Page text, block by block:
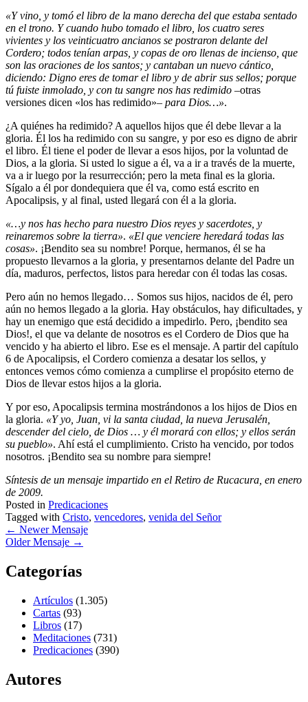
«Y vino, y tomó el libro de la mano derecha del que estaba sentado
en el trono. Y cuando hubo tomado el libro, los cuatro seres
vivientes y los veinticuatro ancianos se postraron delante del
Cordero; todos tenían arpas, y copas de oro llenas de incienso, que
son las oraciones de los santos; y cantaban un nuevo cántico,
diciendo: Digno eres de tomar el libro y de abrir sus sellos; porque
tú fuiste inmolado, y con tu sangre nos has redimido –otras
versiones dicen «los has redimido»– para Dios…».
¿A quiénes ha redimido? A aquellos hijos que él debe llevar a la
gloria. Él los ha redimido con su sangre, y por eso es digno de abrir
el libro. Él tiene el poder de llevar a esos hijos, por la voluntad de
Dios, a la gloria. Si usted lo sigue a él, va a ir a través de la muerte,
va a ir luego por la resurrección; pero la meta final es la gloria.
Sígalo a él por dondequiera que él va, como está escrito en
Apocalipsis, y al final, usted llegará con él a la gloria.
«…y nos has hecho para nuestro Dios reyes y sacerdotes, y
reinaremos sobre la tierra». «El que venciere heredará todas las
cosas». ¡Bendito sea su nombre! Porque, hermanos, él se ha
propuesto llevarnos a la gloria, y presentarnos delante del Padre un
día, maduros, perfectos, listos para heredar con él todas las cosas.
Pero aún no hemos llegado… Somos sus hijos, nacidos de él, pero
aún no hemos llegado a la gloria. Hay obstáculos, hay dificultades, y
hay un enemigo que está decidido a impedirlo. Pero, ¡bendito sea
Dios!, el que va delante de nosotros es el Cordero de Dios que ha
vencido y ha abierto el libro. Ese es el mensaje. A partir del capítulo
6 de Apocalipsis, el Cordero comienza a desatar los sellos, y
entonces vemos cómo comienza a cumplirse el propósito eterno de
Dios de llevar estos hijos a la gloria.
Y por eso, Apocalipsis termina mostrándonos a los hijos de Dios en
la gloria. «Y yo, Juan, vi la santa ciudad, la nueva Jerusalén,
descender del cielo, de Dios … y él morará con ellos; y ellos serán
su pueblo». Ahí está el cumplimiento. Cristo ha vencido, por todos
nosotros. ¡Bendito sea su nombre para siempre!
Síntesis de un mensaje impartido en el Retiro de Rucacura, en enero
de 2009.
Posted in Predicaciones
Tagged with Cristo, vencedores, venida del Señor
← Newer Mensaje
Older Mensaje →
Categorías
Artículos (1.305)
Cartas (93)
Libros (17)
Meditaciones (731)
Predicaciones (390)
Autores